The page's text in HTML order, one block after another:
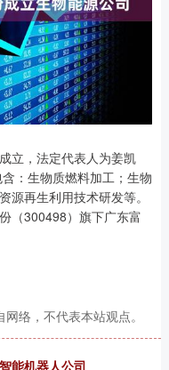
立，法定代表人为姜凯
：生物质燃料加工；生物
源再生利用技术研发等。
（300498）旗下广东富
络，不代表本站观点。
能机器人公司